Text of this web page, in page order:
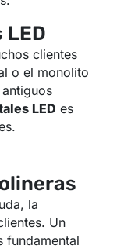
clientes
o el monolito
LED es
la
Un
fundamental